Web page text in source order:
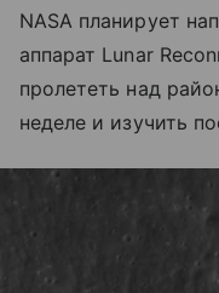
NASA планирует
аппарат Lunar
пролететь над
неделе и изучить